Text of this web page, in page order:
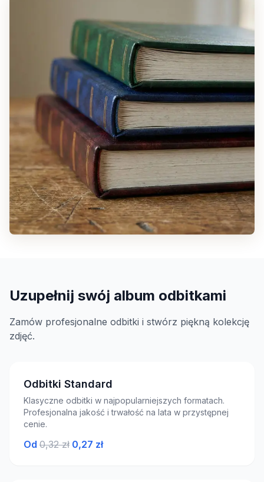
Uzupełnij swój album odbitkami
Zamów profesjonalne odbitki i stwórz piękną kolekcję
zdjęć.
Odbitki Standard
Klasyczne odbitki w najpopularniejszych formatach.
Profesjonalna jakość i trwałość na lata w przystępnej
cenie.
Od 0,32 zł 0,27 zł